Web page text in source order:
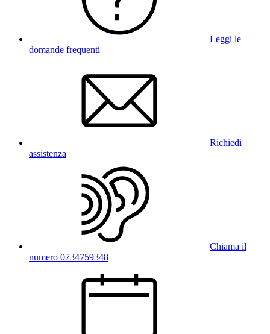
Leggi le
domande frequenti
Richiedi
assistenza
Chiama il
numero 0734759348